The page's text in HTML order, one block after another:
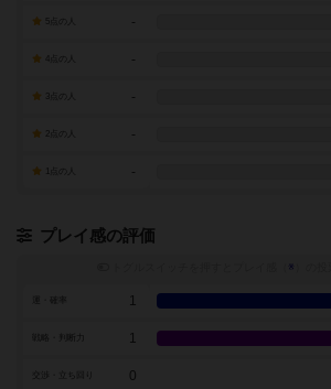
-
-
-
-
-
プレイ感の評価
※
1
戦略・判断力 1
0